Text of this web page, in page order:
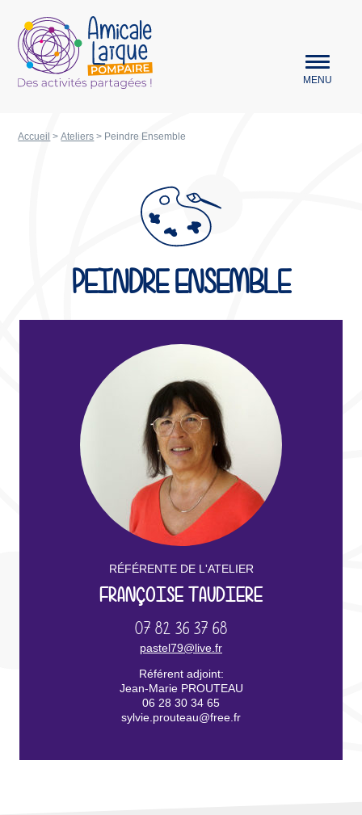
Amicale Laïque Pompaire
MENU
Accueil >Ateliers > Peindre Ensemble
PEINDRE ENSEMBLE
RÉFÉRENTE DE L'ATELIER
FRANÇOISE TAUDIERE
07 82 36 37 68
pastel79@live.fr
Référent adjoint:
Jean-Marie PROUTEAU
06 28 30 34 65
sylvie.prouteau@free.fr